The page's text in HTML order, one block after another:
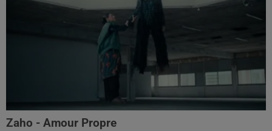
Zaho - Amour Propre